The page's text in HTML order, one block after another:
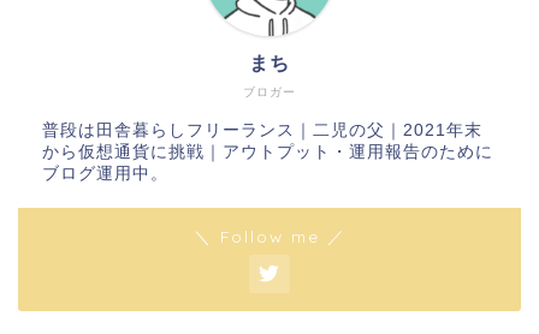
ブロガー
まち
普段は田舎暮らしフリーランス｜二児の父｜2021年末
から仮想通貨に挑戦｜アウトプット・運用報告のために
ブログ運用中。
＼ Follow me ／